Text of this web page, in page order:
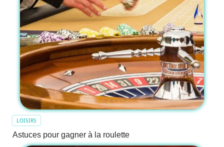
LOISIRS
Astuces pour gagner à la roulette